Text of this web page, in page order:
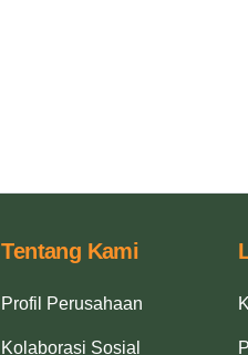
Tentang Kami
Profil Perusahaan
Kolaborasi Sosial